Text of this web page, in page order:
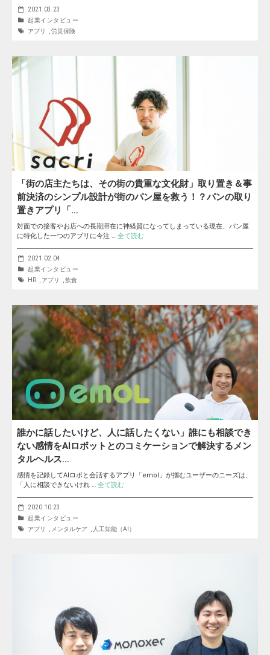
2021.03.23
起業インタビュー
アプリ
労災保険
「街の店主たちは、その街の貴重な文化財」取り置き＆事
前決済のシンプル設計が街のパン屋を救う！？パンの取り
置きアプリ「…
対面での接客やお店への長期滞在に神経質になってしまっている現在、パン屋
に特化した一つのアプリに今注 … 全て読む
2021.02.04
起業インタビュー
HR
アプリ 飲食
誰かに話したいけど、人に話したくない」誰にも相談でき
ない感情をAIロボットとのコミケーションで解決するメン
タルヘルス…
感情を記録してAIロボと会話するアプリ「emol」が掴むユーザーのニーズは、
「人に相談できないけれ … 全て読む
2020.10.23
起業インタビュー
アプリ
メンタルケア 人工知能（AI）